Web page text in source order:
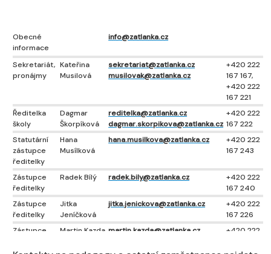
Obecné
informace
info@zatlanka.cz
Sekretariát,
pronájmy
Kateřina
Musilová
sekretariat@zatlanka.cz
musilovak@zatlanka.cz
+420 222
167 167,
+420 222
167 221
Ředitelka
školy
Dagmar
Škorpíková
reditelka@zatlanka.cz
dagmar.skorpikova@zatlanka.cz
+420 222
167 222
Statutární
zástupce
ředitelky
Hana
Musílková
hana.musilkova@zatlanka.cz
+420 222
167 243
Zástupce
ředitelky
Radek Bílý radek.bily@zatlanka.cz
+420 222
167 240
Zástupce
ředitelky
Jitka
Jeníčková
jitka.jenickova@zatlanka.cz
+420 222
167 226
Zástupce
Martin Kazda martin.kazda@zatlanka.cz
+420 222